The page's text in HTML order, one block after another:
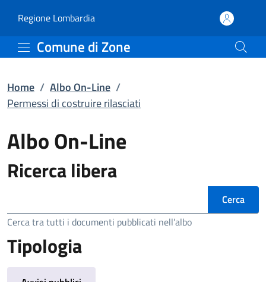
Permessi di costruire
Regione Lombardia(apre in un'altra scheda).
Comune di Zone
Home / Albo On-Line /
Permessi di costruire rilasciati
Albo On-Line
Ricerca libera
Cerca tra tutti i documenti pubblicati nell’albo
Tipologia